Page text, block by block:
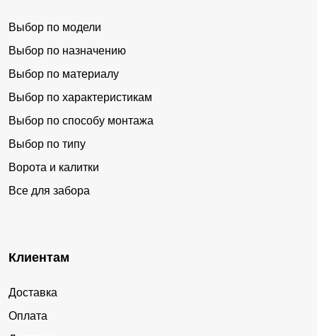
Выбор по модели
Выбор по назначению
Выбор по материалу
Выбор по характеристикам
Выбор по способу монтажа
Выбор по типу
Ворота и калитки
Все для забора
Клиентам
Доставка
Оплата